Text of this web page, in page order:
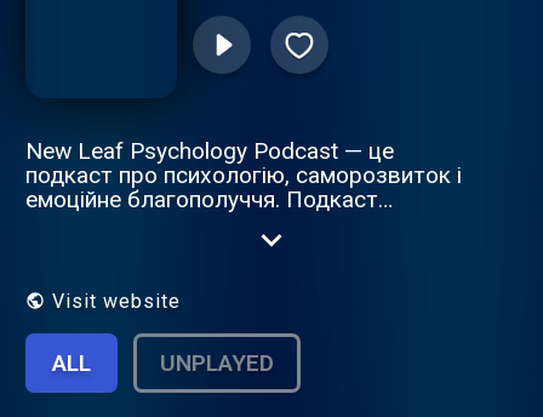
New Leaf Psychology Podcast — це
подкаст про психологію, саморозвиток і
емоційне благополуччя. Подкаст
та будувати здорові стосунки. Якщо ви
емоціях і отримати підтримку
newleaf.ua
Visit website
ALL UNPLAYED